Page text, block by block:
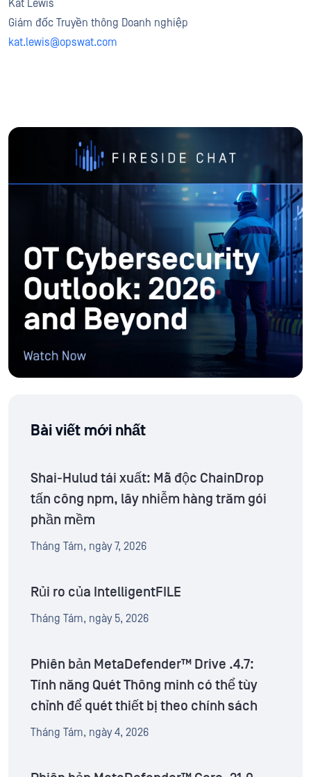
Kat Lewis
Giám đốc Truyền thông Doanh nghiệp
kat.lewis@opswat.com
Bài viết mới nhất
Shai-Hulud tái xuất: Mã độc ChainDrop
tấn công npm, lây nhiễm hàng trăm gói
phần mềm
Tháng Tám, ngày 7, 2026
Rủi ro của IntelligentFILE
Tháng Tám, ngày 5, 2026
Phiên bản MetaDefender™ Drive .4.7:
Tính năng Quét Thông minh có thể tùy
chỉnh để quét thiết bị theo chính sách
Tháng Tám, ngày 4, 2026